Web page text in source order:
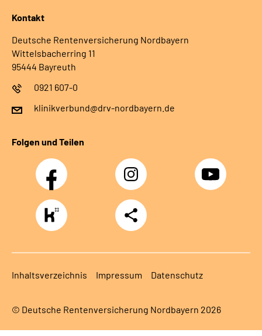
Kontakt
Deutsche Rentenversicherung Nordbayern
Wittelsbacherring 11
95444 Bayreuth
0921 607-0
klinikverbund@drv-nordbayern.de
Folgen und Teilen
Facebook Instagram Youtube
https://www.kununu.com/de/deutsche-
rentenversicherung-
nordbayern6
Teilen
Inhaltsverzeichnis Impressum Datenschutz
© Deutsche Rentenversicherung Nordbayern 2026